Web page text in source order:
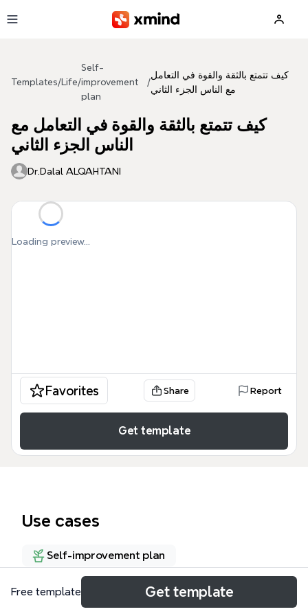
Templates/ Life/
Self-
improvement
plan
/
كيف تتمتع بالثقة والقوة في التعامل
مع الناس الجزء الثاني
كيف تتمتع بالثقة والقوة في التعامل مع
الناس الجزء الثاني
Dr.Dalal ALQAHTANI
Loading preview...
Favorites Share Report
Get template
Use cases
Self-improvement plan
About
Free template Get template